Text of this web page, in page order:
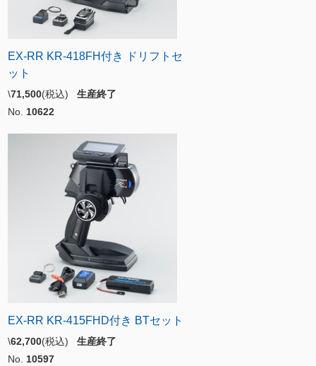
EX-RR KR-418FH付き ドリフトセ
ット
\71,500(税込) 生産終了
No. 10622
EX-RR KR-415FHD付き BTセット
\62,700(税込) 生産終了
No. 10597